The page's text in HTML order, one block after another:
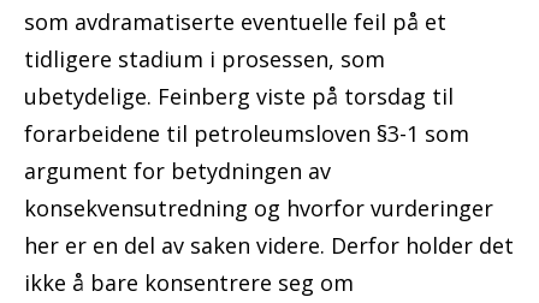
som avdramatiserte eventuelle feil på et
tidligere stadium i prosessen, som
ubetydelige. Feinberg viste på torsdag til
forarbeidene til petroleumsloven §3-1 som
argument for betydningen av
konsekvensutredning og hvorfor vurderinger
her er en del av saken videre. Derfor holder det
ikke å bare konsentrere seg om